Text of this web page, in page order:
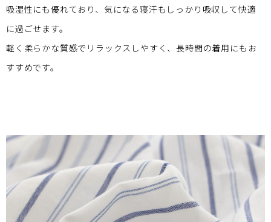
吸湿性にも優れており、気になる寝汗もしっかり吸収して快適
に過ごせます。
軽く柔らかな質感でリラックスしやすく、長時間の着用にもお
すすめです。